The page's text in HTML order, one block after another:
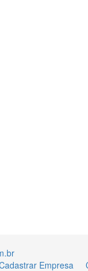
Empresa